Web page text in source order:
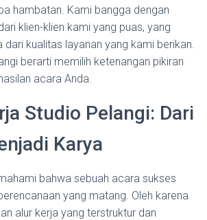
hambatan. Kami bangga dengan
klien-klien kami yang puas, yang
dari kualitas layanan yang kami berikan.
berarti memilih ketenangan pikiran
acara Anda.
Studio Pelangi: Dari
Karya
bahwa sebuah acara sukses
yang matang. Oleh karena
alur kerja yang terstruktur dan